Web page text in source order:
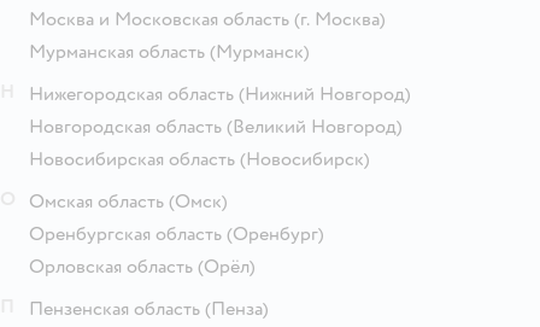
Москва и Московская область (г. Москва)
Мурманская область (Мурманск)
Нижегородская область (Нижний Новгород)
Новгородская область (Великий Новгород)
Новосибирская область (Новосибирск)
Омская область (Омск)
Оренбургская область (Оренбург)
Орловская область (Орёл)
Пензенская область (Пенза)